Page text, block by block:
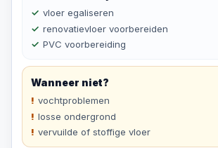
vloer egaliseren
renovatievloer voorbereiden
PVC voorbereiding
Wanneer niet?
vochtproblemen
losse ondergrond
vervuilde of stoffige vloer